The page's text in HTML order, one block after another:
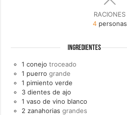
RACIONES
4 personas
INGREDIENTES
1 conejo troceado
1 puerro grande
1 pimiento verde
3 dientes de ajo
1 vaso de vino blanco
2 zanahorias grandes